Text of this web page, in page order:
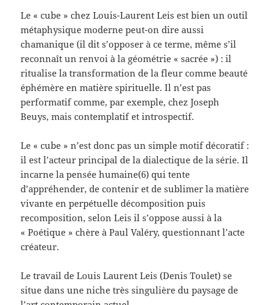
Le « cube » chez Louis-Laurent Leis est bien un outil
métaphysique moderne peut-on dire aussi
chamanique (il dit s’opposer à ce terme, même s’il
reconnaît un renvoi à la géométrie « sacrée ») : il
ritualise la transformation de la fleur comme beauté
éphémère en matière spirituelle. Il n’est pas
performatif comme, par exemple, chez Joseph
Beuys, mais contemplatif et introspectif.
Le « cube » n’est donc pas un simple motif décoratif :
il est l’acteur principal de la dialectique de la série. Il
incarne la pensée humaine(6) qui tente
d’appréhender, de contenir et de sublimer la matière
vivante en perpétuelle décomposition puis
recomposition, selon Leis il s’oppose aussi à la
« Poétique » chère à Paul Valéry, questionnant l’acte
créateur.
Le travail de Louis Laurent Leis (Denis Toulet) se
situe dans une niche très singulière du paysage de